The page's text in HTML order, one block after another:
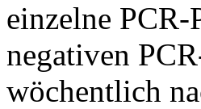
einzelne PCR-
negativen
wöchentlich